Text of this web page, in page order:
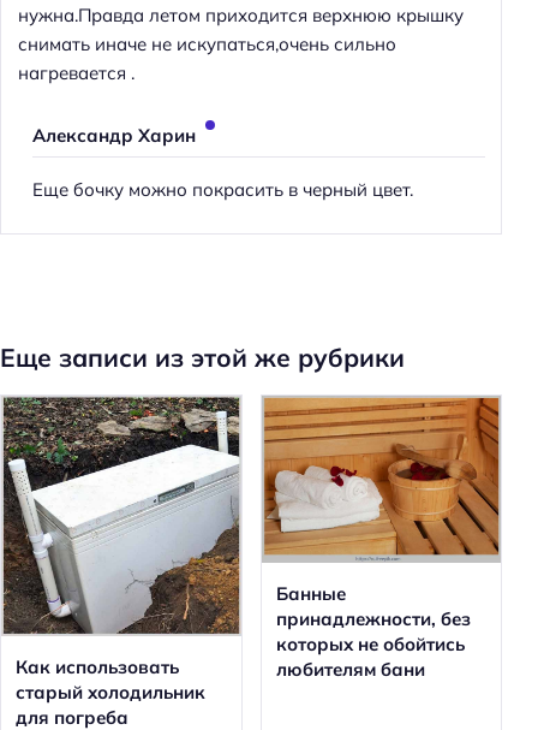
нужна.Правда летом приходится верхнюю крышку
снимать иначе не искупаться,очень сильно
нагревается .
Александр Харин
Еще бочку можно покрасить в черный цвет.
Еще записи из этой же рубрики
Как использовать
старый холодильник
для погреба
Банные
принадлежности, без
которых не обойтись
любителям бани